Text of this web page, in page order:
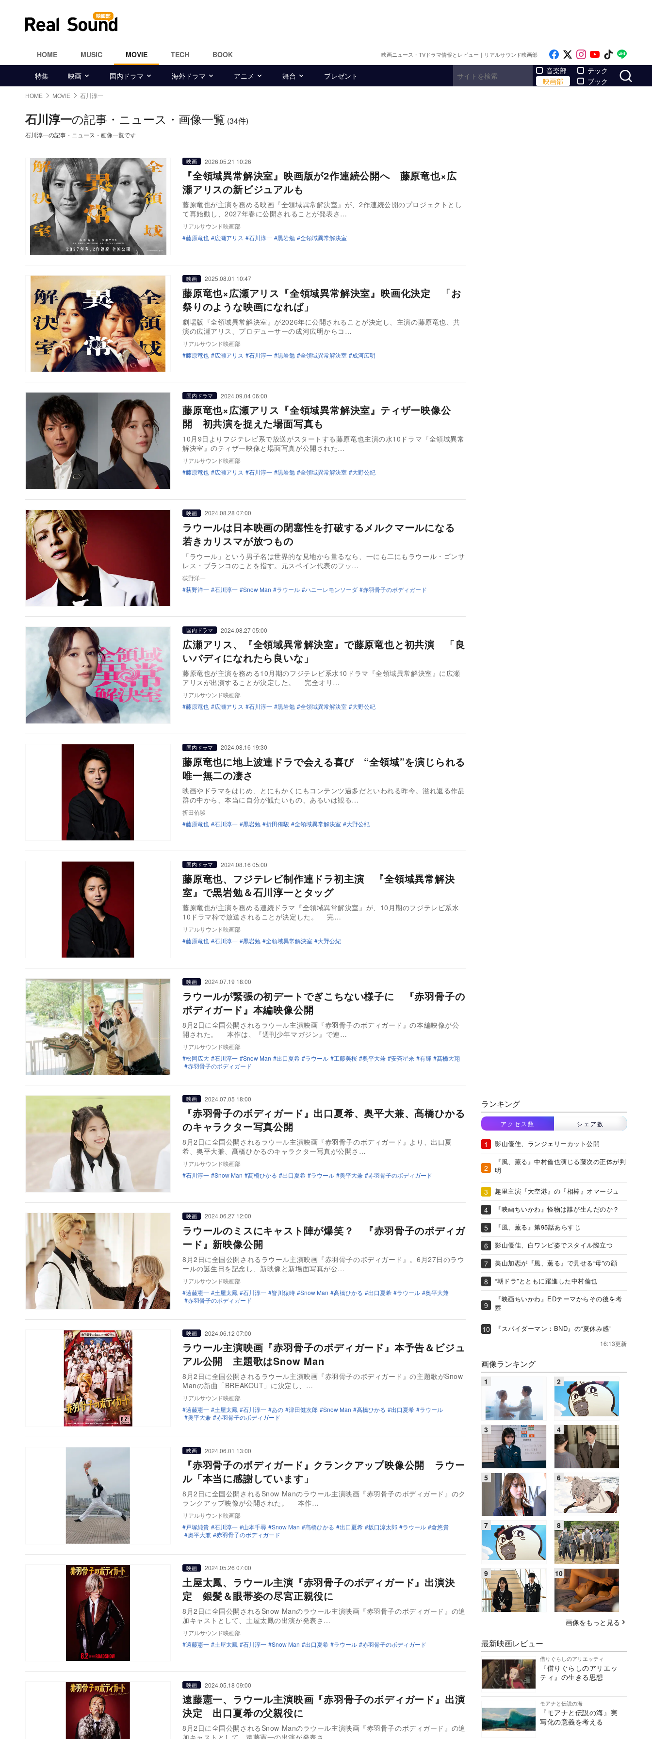
HOME MUSIC MOVIE TECH BOOK 映画ニュース・TVドラマ情報とレビュー｜リアルサウンド映画部 Like on Facebook
Follow on x
Follow on
Follow on
Follow
特集 映画 国内ドラマ 海外ドラマ アニメ 舞台 プレゼント
音楽部
映画部
テック
ブック
HOME MOVIE 石川淳一
石川淳一の記事・ニュース・画像一覧 (34件)
石川淳一の記事・ニュース・画像一覧です
映画 2026.05.21 10:26
『全領域異常解決室』映画版が2作連続公開へ 藤原竜也×広
瀬アリスの新ビジュアルも
藤原竜也が主演を務める映画『全領域異常解決室』が、2作連続公開のプロジェクトとし
て再始動し、2027年春に公開されることが発表さ…
リアルサウンド映画部
藤原竜也
広瀬アリス 石川淳一 黒岩勉 全領域異常解決室
映画 2025.08.01 10:47
藤原竜也×広瀬アリス『全領域異常解決室』映画化決定 「お
祭りのような映画になれば」
劇場版『全領域異常解決室』が2026年に公開されることが決定し、主演の藤原竜也、共
演の広瀬アリス、プロデューサーの成河広明からコ…
リアルサウンド映画部
藤原竜也
広瀬アリス 石川淳一 黒岩勉 全領域異常解決室 成河広明
国内ドラマ 2024.09.04 06:00
藤原竜也×広瀬アリス『全領域異常解決室』ティザー映像公
開 初共演を捉えた場面写真も
10月9日よりフジテレビ系で放送がスタートする藤原竜也主演の水10ドラマ『全領域異常
解決室』のティザー映像と場面写真が公開された…
リアルサウンド映画部
藤原竜也
広瀬アリス 石川淳一 黒岩勉 全領域異常解決室 大野公紀
映画 2024.08.28 07:00
ラウールは日本映画の閉塞性を打破するメルクマールになる
若きカリスマが放つもの
「ラウール」という男子名は世界的な見地から量るなら、一にも二にもラウール・ゴンサ
レス・ブランコのことを指す。元スペイン代表のフッ…
荻野洋一
荻野洋一
石川淳一 Snow Man ラウール ハニーレモンソーダ 赤羽骨子のボディガード
国内ドラマ 2024.08.27 05:00
広瀬アリス、『全領域異常解決室』で藤原竜也と初共演 「良
いバディになれたら良いな」
藤原竜也が主演を務める10月期のフジテレビ系水10ドラマ『全領域異常解決室』に広瀬
アリスが出演することが決定した。 完全オリ…
リアルサウンド映画部
藤原竜也
広瀬アリス 石川淳一 黒岩勉 全領域異常解決室 大野公紀
国内ドラマ 2024.08.16 19:30
藤原竜也に地上波連ドラで会える喜び “全領域”を演じられる
唯一無二の凄さ
映画やドラマをはじめ、とにもかくにもコンテンツ過多だといわれる昨今。溢れ返る作品
群の中から、本当に自分が観たいもの、あるいは観る…
折田侑駿
藤原竜也
石川淳一 黒岩勉 折田侑駿 全領域異常解決室 大野公紀
国内ドラマ 2024.08.16 05:00
藤原竜也、フジテレビ制作連ドラ初主演 『全領域異常解決
室』で黒岩勉＆石川淳一とタッグ
藤原竜也が主演を務める連続ドラマ『全領域異常解決室』が、10月期のフジテレビ系水
10ドラマ枠で放送されることが決定した。 完…
リアルサウンド映画部
藤原竜也
石川淳一 黒岩勉 全領域異常解決室 大野公紀
映画 2024.07.19 18:00
ラウールが緊張の初デートでぎこちない様子に 『赤羽骨子の
ボディガード』本編映像公開
8月2日に全国公開されるラウール主演映画『赤羽骨子のボディガード』の本編映像が公
開された。 本作は、『週刊少年マガジン』で連…
リアルサウンド映画部
松岡広大
石川淳一 Snow Man 出口夏希 ラウール 工藤美桜 奥平大兼 安斉星来 有輝
髙橋大翔
赤羽骨子のボディガード
映画 2024.07.05 18:00
『赤羽骨子のボディガード』出口夏希、奥平大兼、髙橋ひかる
のキャラクター写真公開
8月2日に全国公開されるラウール主演映画『赤羽骨子のボディガード』より、出口夏
希、奥平大兼、髙橋ひかるのキャラクター写真が公開さ…
リアルサウンド映画部
石川淳一
Snow Man 髙橋ひかる 出口夏希 ラウール 奥平大兼 赤羽骨子のボディガード
映画 2024.06.27 12:00
ラウールのミスにキャスト陣が爆笑？ 『赤羽骨子のボディガ
ード』新映像公開
8月2日に全国公開されるラウール主演映画『赤羽骨子のボディガード』。6月27日のラウ
ールの誕生日を記念し、新映像と新場面写真が公…
リアルサウンド映画部
遠藤憲一
土屋太鳳 石川淳一 皆川猿時 Snow Man 髙橋ひかる 出口夏希 ラウール
奥平大兼
赤羽骨子のボディガード
映画 2024.06.12 07:00
ラウール主演映画『赤羽骨子のボディガード』本予告＆ビジュ
アル公開 主題歌はSnow Man
8月2日に全国公開されるラウール主演映画『赤羽骨子のボディガード』の主題歌がSnow
Manの新曲「BREAKOUT」に決定し、…
リアルサウンド映画部
遠藤憲一
土屋太鳳 石川淳一 あの 津田健次郎 Snow Man 髙橋ひかる 出口夏希
ラウール
奥平大兼
赤羽骨子のボディガード
映画 2024.06.01 13:00
『赤羽骨子のボディガード』クランクアップ映像公開 ラウー
ル「本当に感謝しています」
8月2日に全国公開されるSnow Manのラウール主演映画『赤羽骨子のボディガード』のク
ランクアップ映像が公開された。 本作…
リアルサウンド映画部
戸塚純貴
石川淳一 山本千尋 Snow Man 髙橋ひかる 出口夏希 坂口涼太郎 ラウール
倉悠貴
奥平大兼
赤羽骨子のボディガード
映画 2024.05.26 07:00
土屋太鳳、ラウール主演『赤羽骨子のボディガード』出演決
定 銀髪＆眼帯姿の尽宮正親役に
8月2日に全国公開されるSnow Manのラウール主演映画『赤羽骨子のボディガード』の追
加キャストとして、土屋太鳳の出演が発表さ…
リアルサウンド映画部
遠藤憲一
土屋太鳳 石川淳一 Snow Man 出口夏希 ラウール 赤羽骨子のボディガード
映画 2024.05.18 09:00
遠藤憲一、ラウール主演映画『赤羽骨子のボディガード』出演
決定 出口夏希の父親役に
8月2日に全国公開されるSnow Manのラウール主演映画『赤羽骨子のボディガード』の追
ランキング
アクセス数 シェア数
影山優佳、ランジェリーカット公開
『風、薫る』中村倫也演じる藤次の正体が判
明
趣里主演『大空港』の『相棒』オマージュ
『映画ちいかわ』怪物は誰が生んだのか？
『風、薫る』第95話あらすじ
影山優佳、白ワンピ姿でスタイル際立つ
美山加恋が『風、薫る』で見せる“母”の顔
“朝ドラ”とともに躍進した中村倫也
『映画ちいかわ』EDテーマからその後を考
察
『スパイダーマン：BND』の“夏休み感”
16:13更新
画像ランキング
画像をもっと見る
最新映画レビュー
借りぐらしのアリエッティ
『借りぐらしのアリエッ
ティ』の生きる思想
モアナと伝説の海
『モアナと伝説の海』実
写化の意義を考える